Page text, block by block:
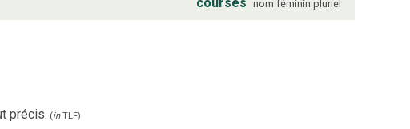
nom féminin pluriel
précis. (inTLF)